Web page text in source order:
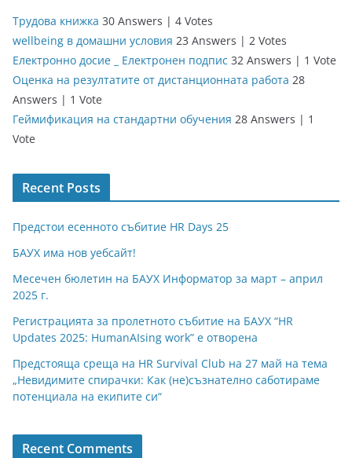
Трудова книжка 30 Answers | 4 Votes
wellbeing в домашни условия 23 Answers | 2 Votes
Електронно досие _ Електронен подпис 32 Answers | 1 Vote
Оценка на резултатите от дистанционната работа 28
Answers | 1 Vote
Геймификация на стандартни обучения 28 Answers | 1
Vote
Recent Posts
Предстои есенното събитие HR Days 25
БАУХ има нов уебсайт!
Месечен бюлетин на БАУХ Информатор за март – април
2025 г.
Регистрацията за пролетното събитие на БАУХ “HR
Updates 2025: HumanAIsing work” е отворена
Предстояща среща на HR Survival Club на 27 май на тема
„Невидимите спирачки: Как (не)съзнателно саботираме
потенциала на екипите си“
Recent Comments